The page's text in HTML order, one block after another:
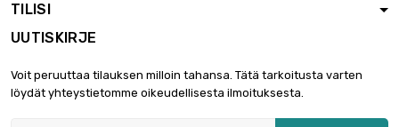
TILISI
UUTISKIRJE
Voit peruuttaa tilauksen milloin tahansa. Tätä tarkoitusta varten
löydät yhteystietomme oikeudellisesta ilmoituksesta.